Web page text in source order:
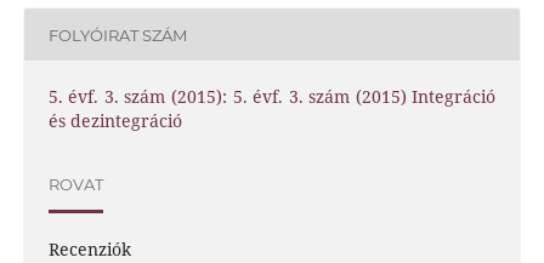
FOLYÓIRAT SZÁM
5. évf. 3. szám (2015): 5. évf. 3. szám (2015) Integráció
és dezintegráció
ROVAT
Recenziók